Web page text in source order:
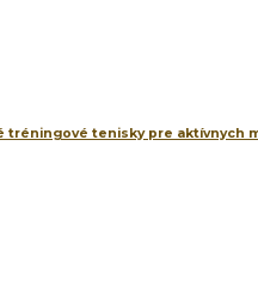
tréningové tenisky pre aktívnych